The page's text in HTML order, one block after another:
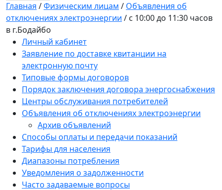
Главная /Физическим лицам / Объявления об
отключениях электроэнергии / c 10:00 до 11:30 часов
в г.Бодайбо
Личный кабинет
Заявление по доставке квитанции на
электронную почту
Типовые формы договоров
Порядок заключения договора энергоснабжения
Центры обслуживания потребителей
Объявления об отключениях электроэнергии
Архив объявлений
Способы оплаты и передачи показаний
Тарифы для населения
Диапазоны потребления
Уведомления о задолженности
Часто задаваемые вопросы